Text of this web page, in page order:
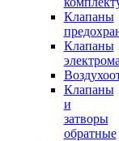
Клапаны
Клапаны
Клапаны
и
затворы
обратные